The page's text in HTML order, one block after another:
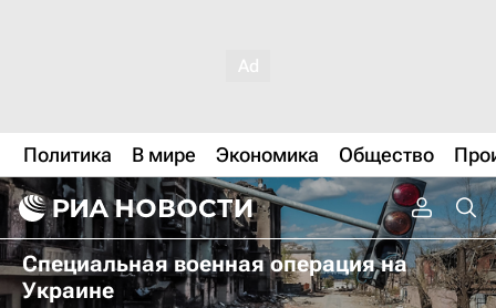
Политика В мире Экономика Общество
Специальная военная операция на
Украине